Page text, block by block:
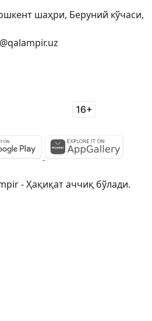
шаҳри, Беруний кўчаси,
- Ҳақиқат аччиқ бўлади.